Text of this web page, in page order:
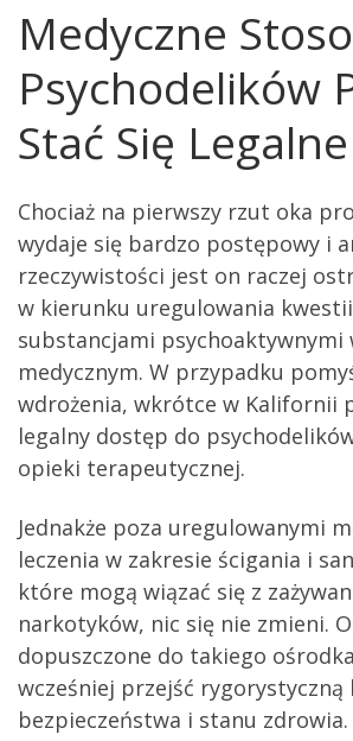
Medyczne
Psychodelików
Stać Się Legalne
Chociaż na pierwszy rzut oka
wydaje się bardzo postępowy i
rzeczywistości jest on raczej
w kierunku uregulowania
substancjami psychoaktywnymi
medycznym. W przypadku
wdrożenia, wkrótce w Kalifornii
legalny dostęp do
opieki terapeutycznej.
Jednakże poza uregulowanymi
leczenia w zakresie ścigania i
które mogą wiązać się z
narkotyków, nic się nie zmieni.
dopuszczone do takiego
wcześniej przejść
bezpieczeństwa i stanu zdrowia.